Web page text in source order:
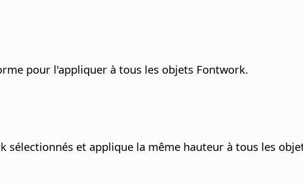
pour l'appliquer à tous les objets Fontwork.
et applique la même hauteur à tous les